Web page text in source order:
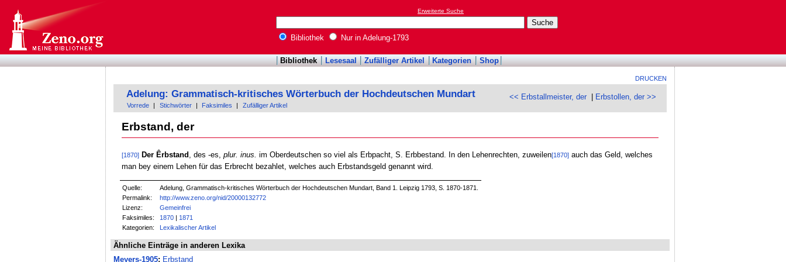
Erweiterte Suche
Bibliothek Nur in Adelung-1793
Bibliothek Lesesaal Zufälliger Artikel Kategorien Shop
DRUCKEN
<< Erbstallmeister, der Erbstollen, der >>
Adelung: Grammatisch-kritisches Wörterbuch der Hochdeutschen Mundart
Vorrede Stichwörter Faksimiles Zufälliger Artikel
Erbstand, der
[1870] Der Êrbstand , des -es, plur. inus. im Oberdeutschen so viel als Erbpacht, S. Erbbestand. In den Lehenrechten, zuweilen[1870]auch das Geld, welches
man bey einem Lehen für das Erbrecht bezahlet, welches auch Erbstandsgeld genannt wird.
Quelle:
Adelung, Grammatisch-kritisches Wörterbuch der Hochdeutschen Mundart, Band 1. Leipzig 1793, S. 1870-1871.
Permalink:
http://www.zeno.org/nid/20000132772
Lizenz:
Gemeinfrei
Faksimiles:
1870 |1871
Kategorien:
Lexikalischer Artikel
Ähnliche Einträge in anderen Lexika
Meyers-1905: Erbstand